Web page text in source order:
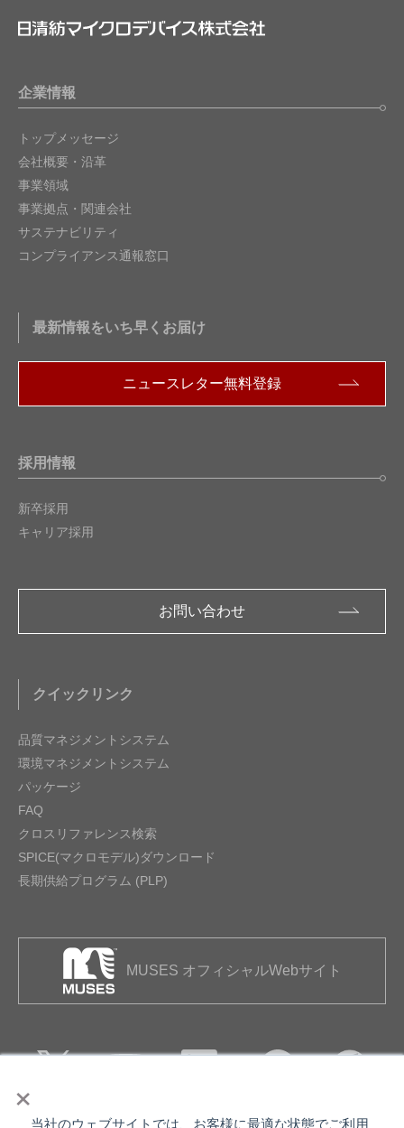
×
当社のウェブサイトでは、お客様に最適な状態でご利用
企業情報
トップメッセージ
会社概要・沿革
事業領域
事業拠点・関連会社
サステナビリティ
コンプライアンス通報窓口
最新情報をいち早くお届け
ニュースレター無料登録
採用情報
新卒採用
キャリア採用
お問い合わせ
クイックリンク
品質マネジメントシステム
環境マネジメントシステム
パッケージ
FAQ
クロスリファレンス検索
SPICE(マクロモデル)ダウンロード
長期供給プログラム (PLP)
MUSES オフィシャルWebサイト